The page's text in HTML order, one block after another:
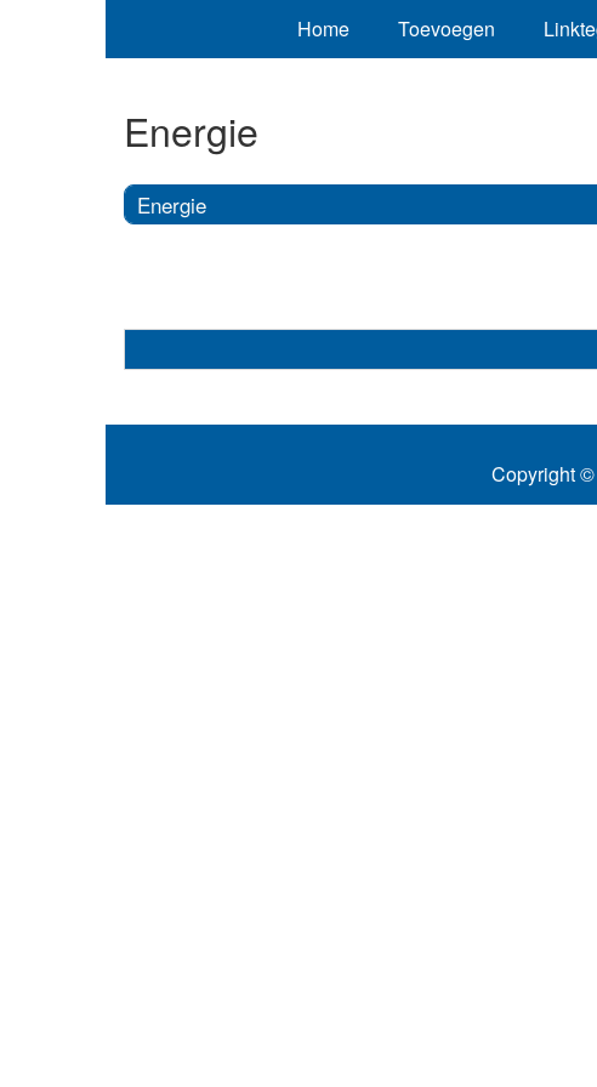
Home Toevoegen
Energie
Energie
Copyright